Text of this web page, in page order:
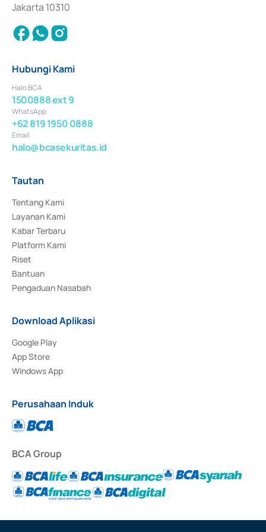
Jakarta 10310
Hubungi Kami
Halo BCA
1500888 ext 9
WhatsApp
+62 819 1950 0888
Email
halo@bcasekuritas.id
Tautan
Tentang Kami
Layanan Kami
Kabar Terbaru
Platform Kami
Riset
Bantuan
Pengaduan Nasabah
Download Aplikasi
Google Play
App Store
Windows App
Perusahaan Induk
BCA Group